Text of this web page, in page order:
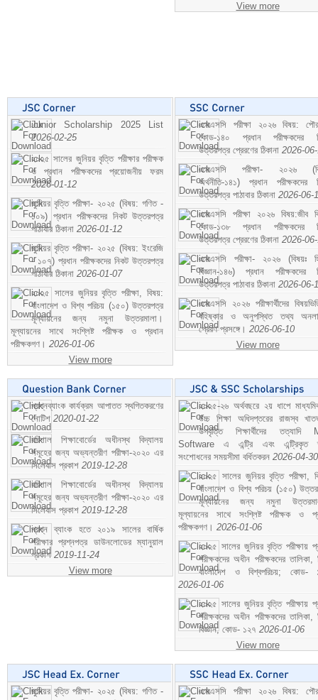
View more
Junior Scholarship 2025 List
2026-02-25
২০২৫ সালের জুনিয়র বৃত্তি পরীক্ষার পরীক্ষক
ও প্রধান পরীক্ষকদের প্রয়োজনীয় ফরম
2026-01-12
জুনিয়র বৃত্তি পরীক্ষা- ২০২৫ (বিষয়: গণিত -
১০৯) প্রধান পরীক্ষকদের নিকট উত্তরপত্র
পাঠাবার ঠিকানা 2026-01-12
জুনিয়র বৃত্তি পরীক্ষা- ২০২৫ (বিষয়: ইংরেজি
- ১০৭) প্রধান পরীক্ষকদের নিকট উত্তরপত্র
পাঠাবার ঠিকানা 2026-01-07
২০২৫ সালের জুনিয়র বৃত্তি পরীক্ষা, বিষয়:
বাংলাদেশ ও বিশ্ব পরিচয় (১৫০) উত্তরপত্র
মূল্যায়নের জন্য নমুনা উত্তরমালা।
মূল্যায়নের সাথে সংশ্লিষ্ট পরীক্ষক ও প্রধান
পরীক্ষকগণ। 2026-01-06
View more
এসএসসি পরীক্ষা ২০২৬ বিষয়:
কোড-১৪০ প্রধান পরীক্ষকদের
উত্তরপত্র প্রেরণের ঠিকানা 2026-
এসএসসি পরীক্ষা- ২০২৬
অর্থনীতি-১৪১) প্রধান পরীক্ষকদের
উত্তরপত্র পাঠাবার ঠিকানা 2026-06-
এসএসসি পরীক্ষা ২০২৬ বিষয়:জীব
কোড-১৩৮ প্রধান পরীক্ষকদের
উত্তরপত্র প্রেরণের ঠিকানা 2026-
এসএসসি পরীক্ষা- ২০২৬ (বিষয়ঃ
বিজ্ঞান-১৪৬) প্রধান পরীক্ষকদের
উত্তরপত্র পাঠাবার ঠিকানা 2026-06-
এসএসসি ২০২৬ পরীক্ষার্থীদের
বহিষ্কার ও অনুপস্থিত তথ্য
প্রেরণ প্রসঙ্গে। 2026-06-10
View more
প্রশ্নব্যাংক কার্যক্রম আপাতত স্থগিতকরণের
নোটিশ 2020-01-22
বরিশাল শিক্ষাবোর্ডের অধীনস্থ বিদ্যালয়
সমূহের জন্য অভ্যন্তরীণ পরীক্ষা-২০২০ এর
সিলেবাস প্রকাশ 2019-12-28
বরিশাল শিক্ষাবোর্ডের অধীনস্থ বিদ্যালয়
সমূহের জন্য অভ্যন্তরীণ পরীক্ষা-২০২০ এর
সিলেবাস প্রকাশ 2019-12-28
প্রশ্ন ব্যাংক হতে ২০১৯ সালের বার্ষিক
পরীক্ষার প্রশ্নপত্র ডাউনলোডের ম্যানুয়াল
প্রকাশ 2019-11-24
View more
২০২৫-২৬ অর্থবছরে ২য় ধাপে
উচ্চ শিক্ষা অধিদপ্তরের রাজস্ব
উপবৃত্তি শিক্ষার্থীদের তত্যাদি
Software এ এন্ট্রি এবং এন্ট্রিকৃত
সংশোধনের সময়সীমা বর্ধিতকরন 2026-04-30
২০২৫ সালের জুনিয়র বৃত্তি পরীক্ষা,
বাংলাদেশ ও বিশ্ব পরিচয় (১৫০)
মূল্যায়নের জন্য নমুনা
মূল্যায়নের সাথে সংশ্লিষ্ট পরীক্ষক ও
পরীক্ষকগণ। 2026-01-06
২০২৫ সালের জুনিয়র বৃত্তি পরীক্ষায়
পরীক্ষকদের অধীন পরীক্ষকদের তালিকা,
বাংলাদেশ ও বিশ্বপরিচয়; কোড-
2026-01-06
২০২৫ সালের জুনিয়র বৃত্তি পরীক্ষায়
পরীক্ষকদের অধীন পরীক্ষকদের তালিকা,
বিজ্ঞান; কোড- ১২৭ 2026-01-06
View more
জুনিয়র বৃত্তি পরীক্ষা- ২০২৫ (বিষয়: গণিত -
এসএসসি পরীক্ষা ২০২৬ বিষয়: